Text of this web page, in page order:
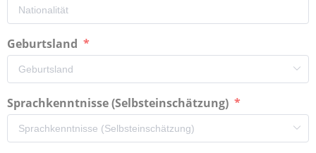
Geburtsland
Sprachkenntnisse (Selbsteinschätzung)